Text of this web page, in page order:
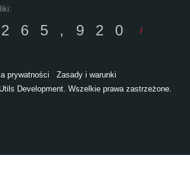
/
prywatności
Zasady i warunki
Development. Wszelkie prawa zastrzeżone.